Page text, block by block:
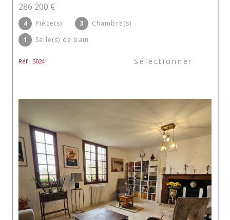
286 200 €
4 Pièce(s) 3
Chambre(s)
1
Salle(s) de bain
Réf : 5024 Sélectionner